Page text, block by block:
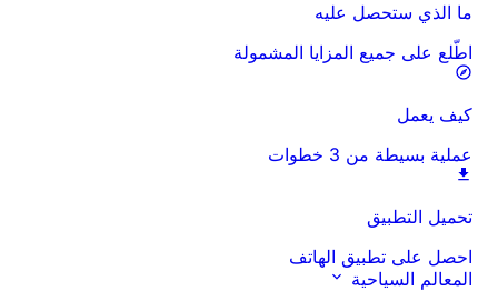
ما الذي ستحصل عليه
اطّلع على جميع المزايا المشمولة
كيف يعمل
عملية بسيطة من 3 خطوات
تحميل التطبيق
احصل على تطبيق الهاتف
المعالم السياحية